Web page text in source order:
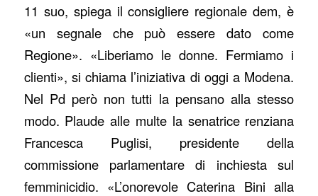
11 suo, spiega il consigliere regionale dem, è
«un segnale che può essere dato come
Regione». «Liberiamo le donne. Fermiamo i
clienti», si chiama l’iniziativa di oggi a Modena.
Nel Pd però non tutti la pensano alla stesso
modo. Plaude alle multe la senatrice renziana
Francesca Puglisi, presidente della
commissione parlamentare di inchiesta sul
femminicidio. «L’onorevole Caterina Bini alla